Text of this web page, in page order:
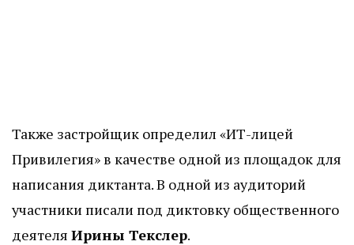
Также застройщик определил «ИТ-лицей
Привилегия» в качестве одной из площадок для
написания диктанта. В одной из аудиторий
участники писали под диктовку общественного
деятеля Ирины Текслер.